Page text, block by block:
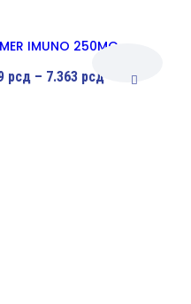
IMUNO 250MG
рсд – 7.363 рсд